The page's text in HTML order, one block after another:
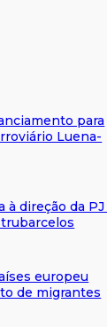
para
Luena-
direção da PJ
europeu
de migrantes